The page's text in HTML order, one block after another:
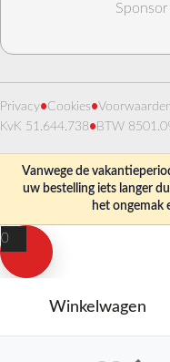
Privacy•Cookies•
KvK 51.644.738• BTW
Vanwege de
uw bestelling iets langer
het ongemak
0
Winkelwagen